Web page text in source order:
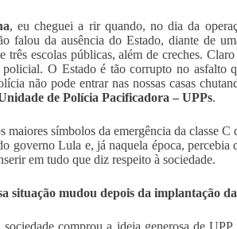
, eu cheguei a rir quando, no dia da
falou da ausência do Estado, diante de
três escolas públicas, além de creches.
O Estado é tão corrupto no asfalto
não pode entrar nas nossas casas
de Polícia Pacificadora – UPPs.
maiores símbolos da emergência da classe C
governo Lula e, já naquela época, percebia
em tudo que diz respeito à sociedade.
situação mudou depois da implantação
sociedade comprou a ideia generosa de